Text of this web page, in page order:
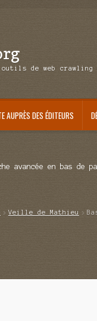
de web
AUPRÈS DES ÉDITEURS
avancée en bas de
Veille de Mathieu